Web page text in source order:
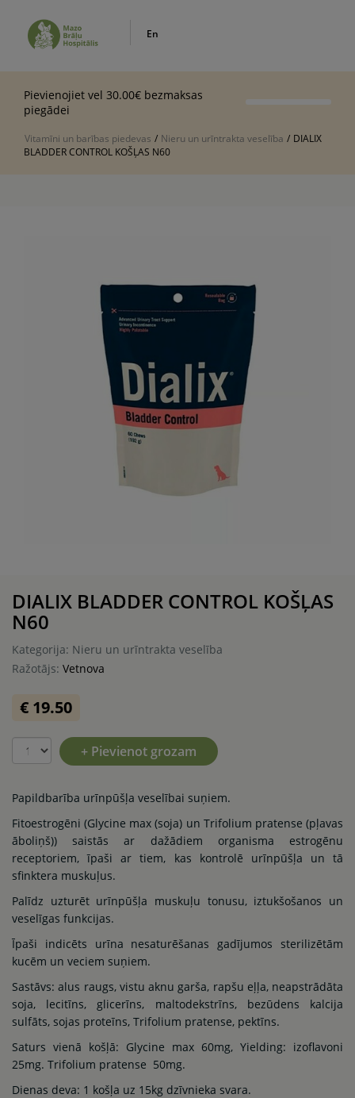
En
Pievienojiet vel 30.00€ bezmaksas
piegādei
Vitamīni un barības piedevas / Nieru un urīntrakta veselība / DIALIX
BLADDER CONTROL KOŠĻAS N60
DIALIX BLADDER CONTROL KOŠĻAS
N60
Kategorija: Nieru un urīntrakta veselība
Ražotājs: Vetnova
€ 19.50
+ Pievienot grozam
Papildbarība urīnpūšļa veselībai suņiem.
Fitoestrogēni (Glycine max (soja) un Trifolium pratense (pļavas
āboliņš)) saistās ar dažādiem organisma estrogēnu
receptoriem, īpaši ar tiem, kas kontrolē urīnpūšļa un tā
sfinktera muskuļus.
Palīdz uzturēt urīnpūšļa muskuļu tonusu, iztukšošanos un
veselīgas funkcijas.
Īpaši indicēts urīna nesaturēšanas gadījumos sterilizētām
kucēm un veciem suņiem.
Sastāvs: alus raugs, vistu aknu garša, rapšu eļļa, neapstrādāta
soja, lecitīns, glicerīns, maltodekstrīns, bezūdens kalcija
sulfāts, sojas proteīns, Trifolium pratense, pektīns.
Saturs vienā košļā: Glycine max 60mg, Yielding: izoflavoni
25mg. Trifolium pratense 50mg.
Dienas deva: 1 košļa uz 15kg dzīvnieka svara.